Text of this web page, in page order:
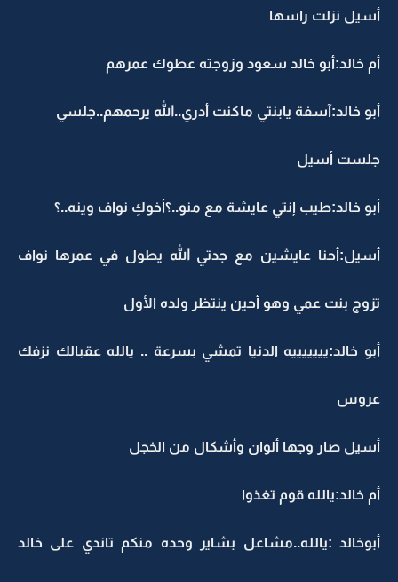
أسيل نزلت راسها
أم خالد:أبو خالد سعود وزوجته عطوك عمرهم
أبو خالد:آسفة يابنتي ماكنت أدري..الله يرحمهم..جلسي
جلست أسيل
أبو خالد:طيب إنتي عايشة مع منو..؟أخوكِ نواف وينه..؟
أسيل:أحنا عايشين مع جدتي الله يطول في عمرها نواف
تزوج بنت عمي وهو أحين ينتظر ولده الأول
أبو خالد:يييييييه الدنيا تمشي بسرعة .. يالله عقبالك نزفك
عروس
أسيل صار وجها ألوان وأشكال من الخجل
أم خالد:يالله قوم تغذوا
أبوخالد :يالله..مشاعل بشاير وحده منكم تاندي على خالد